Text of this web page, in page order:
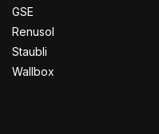
GSE
Renusol
Staubli
Wallbox